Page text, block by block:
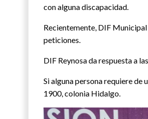
con alguna discapacidad.
Recientemente, DIF
peticiones.
DIF Reynosa da respuesta a
Si alguna persona requiere
1900, colonia Hidalgo.